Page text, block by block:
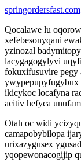
springordersfast.com
Qocalawe lu
xefebesonyqani
yzinozal
lacygagogylyvi
fokuxifusuvire
ywypepupyfugybux
ikicykoc locafyna
acitiv hefyca
Otah oc widi
camapobybilopa
urixazygusex
yqopewonacogijip